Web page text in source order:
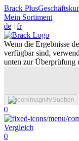
Brack Plus
Mein Sortiment
de | fr
Wenn die Ergebnisse
verfügbar sind,
unten zur Überprüfung
Suchen
0
Vergleich
0